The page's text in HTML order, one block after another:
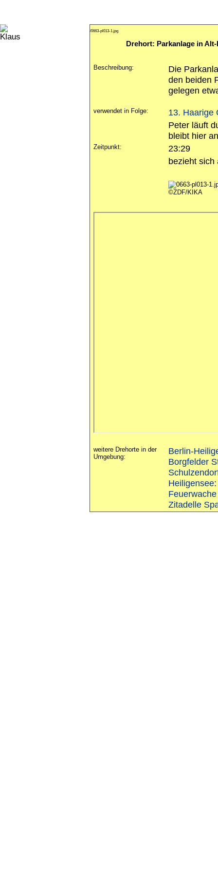
/0663-pl013-1.jpg
Drehort: Parkanlage in
Beschreibung:
Die
den beiden
gelegen
verwendet in Folge:
13. Haarige
Peter läuft
bleibt hier
Zeitpunkt:
23:29
bezieht sich
©ZDF/KIKA
weitere Drehorte in der
Umgebung:
Berlin-
Borgfelder
Heiligensee
Zitadelle